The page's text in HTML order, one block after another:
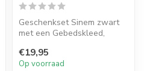
Geschenkset Sinem zwart
met een Gebedskleed,
boek
Afmet...
€19,95
Op voorraad